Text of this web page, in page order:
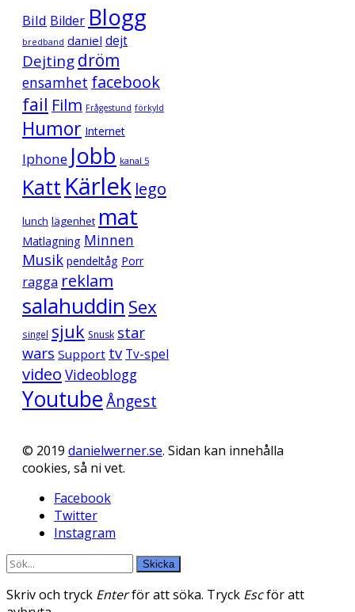
Bild Bilder Blogg
bredband daniel dejt
Dejtingdröm
ensamhet facebook
fail Film Frågestund förkyld
Humor Internet
Iphone Jobb kanal 5
Katt Kärlek lego
lunch lägenhet mat
Matlagning Minnen
Musik pendeltåg Porr
ragga reklam
salahuddin Sex
singel sjuk Snusk star
wars Support tv Tv-spel
video Videoblogg
YoutubeÅngest
© 2019 danielwerner.se. Sidan kan innehålla
cookies, så ni vet.
Facebook
Twitter
Instagram
Skicka
Skriv och tryck Enterför att söka. Tryck Escför att